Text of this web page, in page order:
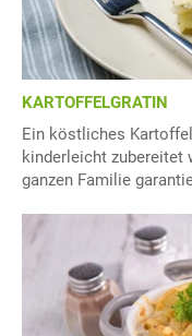
KARTOFFELGRATIN
Ein köstliches
kinderleicht zubereitet
ganzen Familie